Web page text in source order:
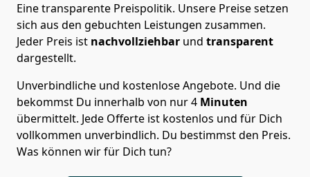
Eine transparente Preispolitik. Unsere Preise setzen
sich aus den gebuchten Leistungen zusammen.
Jeder Preis ist nachvollziehbar und transparent
dargestellt.
Unverbindliche und kostenlose Angebote. Und die
bekommst Du innerhalb von nur4 Minuten
übermittelt. Jede Offerte ist kostenlos und für Dich
vollkommen unverbindlich. Du bestimmst den Preis.
Was können wir für Dich tun?